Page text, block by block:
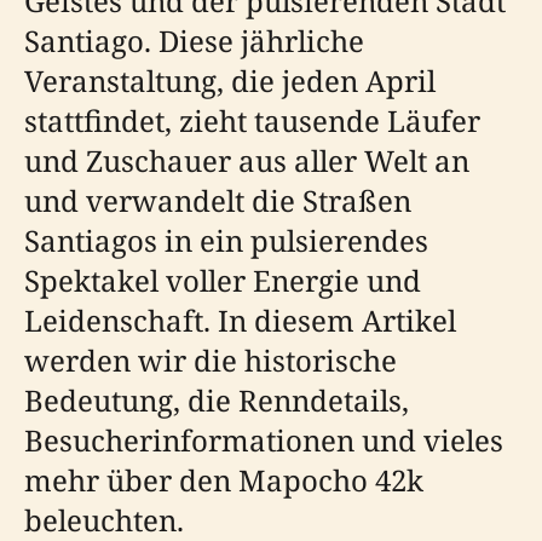
Santiago. Diese jährliche
Veranstaltung, die jeden April
stattfindet, zieht tausende Läufer
und Zuschauer aus aller Welt an
und verwandelt die Straßen
Santiagos in ein pulsierendes
Spektakel voller Energie und
Leidenschaft. In diesem Artikel
werden wir die historische
Bedeutung, die Renndetails,
Besucherinformationen und vieles
mehr über den Mapocho 42k
beleuchten.